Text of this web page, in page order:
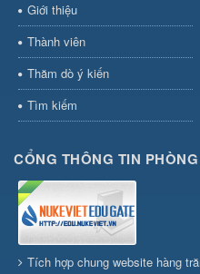
Giới thiệu
Thành viên
Thăm dò ý kiến
Tìm kiếm
CỔNG THÔNG TIN
Tích hợp chung website hàng